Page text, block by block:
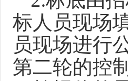
标人员现场
员现场进行
第二轮的控